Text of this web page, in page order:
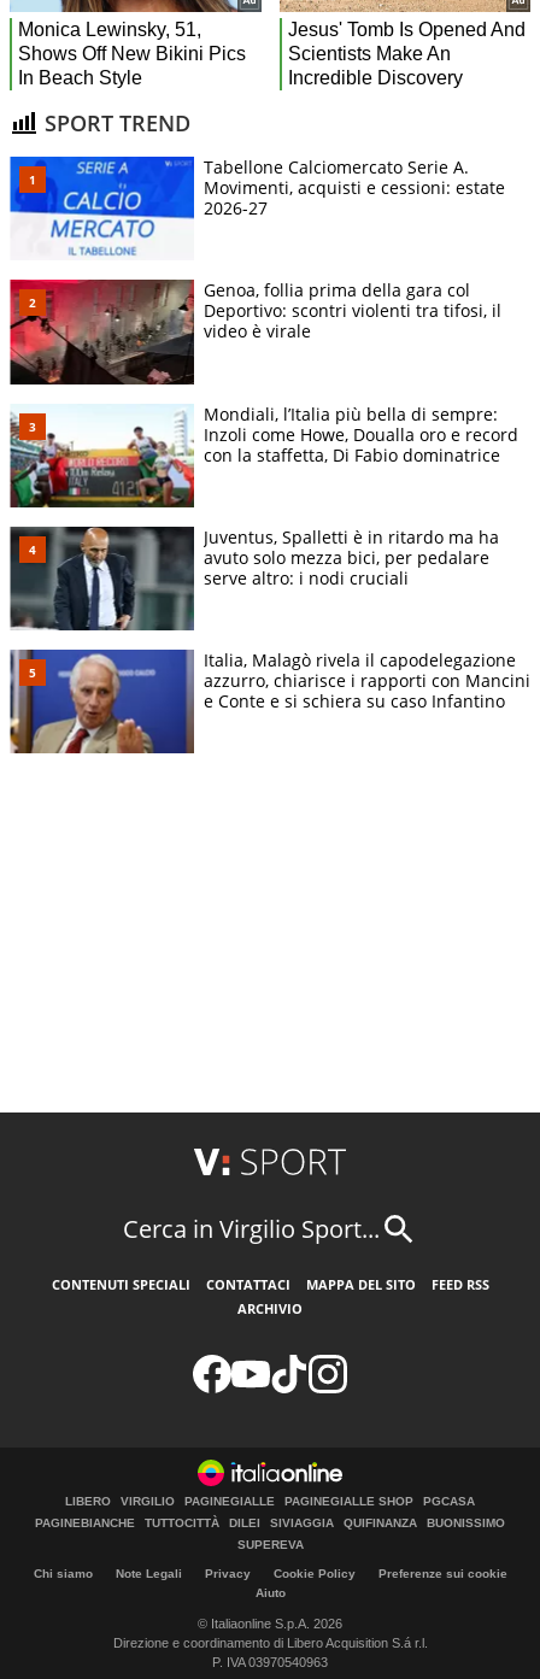
SPORT TREND
Tabellone Calciomercato Serie A.
Movimenti, acquisti e cessioni: estate
2026-27
Genoa, follia prima della gara col
Deportivo: scontri violenti tra tifosi, il
video è virale
Mondiali, l’Italia più bella di sempre:
Inzoli come Howe, Doualla oro e record
con la staffetta, Di Fabio dominatrice
Juventus, Spalletti è in ritardo ma ha
avuto solo mezza bici, per pedalare
serve altro: i nodi cruciali
Italia, Malagò rivela il capodelegazione
azzurro, chiarisce i rapporti con Mancini
e Conte e si schiera su caso Infantino
Cerca in Virgilio Sport...
CONTENUTI SPECIALI CONTATTACI MAPPA DEL SITO
FEED RSS
ARCHIVIO
LIBERO VIRGILIO PAGINEGIALLE PAGINEGIALLE SHOP
PGCASA
PAGINEBIANCHE
TUTTOCITTÀ DILEI SIVIAGGIA QUIFINANZA
BUONISSIMO
SUPEREVA
Chi siamo Note Legali Privacy Cookie Policy
Preferenze sui cookie
Aiuto
© Italiaonline S.p.A. 2026
Direzione e coordinamento di Libero Acquisition S.á r.l.
P. IVA 03970540963